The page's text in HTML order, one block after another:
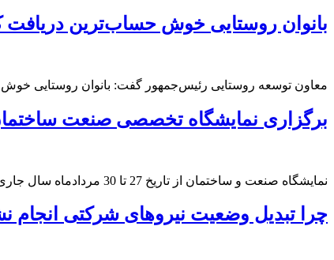
بانوان روستایی خوش حساب‌ترین دریافت
معاون توسعه روستایی رئیس‌جمهور گفت: بانوان روستایی خوش
برگزاری نمایشگاه تخصصی صنعت ساختمان ایران از
نمایشگاه صنعت و ساختمان از تاریخ 27 تا 30 مردادماه سال جاری برگزار می شود.
چرا تبدیل وضعیت نیروهای شرکتی انجام